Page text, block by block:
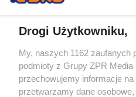
Drogi Użytkowniku,
My, naszych 1162 zaufanych
podmioty z Grupy ZPR
przechowujemy informacje
przetwarzamy dane